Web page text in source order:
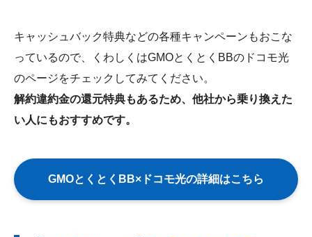
キャッシュバック特典などの各種キャンペーンもおこな
っているので、くわしくはGMOとくとくBBのドコモ光
のページをチェックしてみてください。
解約違約金の還元特典もあるため、他社から乗り換えた
い人にもおすすめです。
GMOとくとくBB×ドコモ光の詳細はこちら